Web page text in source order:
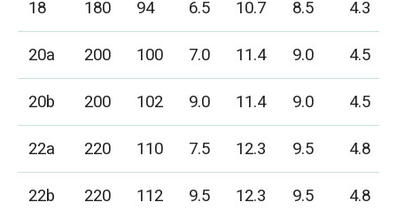
18
180 94 6.5 10.7 8.5 4.3
20a
200 100 7.0 11.4 9.0 4.5
20b
200 102 9.0 11.4 9.0 4.5
22a
220 110 7.5 12.3 9.5 4.8
22b
220 112 9.5 12.3 9.5 4.8